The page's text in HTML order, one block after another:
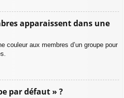
apparaissent dans une
couleur aux membres d’un groupe pour
par défaut » ?